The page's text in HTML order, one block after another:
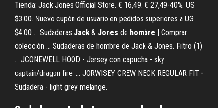
Tienda: Jack Jones Official Store. € 16,49. € 27,49-40%. US
$3.00. Nuevo cupón de usuario en pedidos superiores a US
$4.00 ... Sudaderas Jack & Jones de hombre | Comprar
colección ... Sudaderas de hombre de Jack & Jones. Filtro (1)
... JCONEWELL HOOD - Jersey con capucha - sky
captain/dragon fire. ... JORWISEY CREW NECK REGULAR FIT -
Sudadera - light grey melange.